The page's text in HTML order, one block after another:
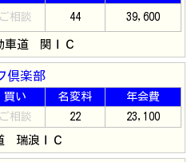
ご相談 44 39,600
車道 関ＩＣ
倶楽部
買い 名変料
年会費
ご相談 22 23,100
瑞浪ＩＣ